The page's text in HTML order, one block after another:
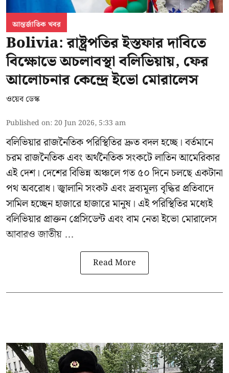
আন্তর্জাতিক খবর
Bolivia: রাষ্ট্রপতির ইস্তফার দাবিতে
বিক্ষোভে অচলাবস্থা বলিভিয়ায়, ফের
আলোচনার কেন্দ্রে ইভো মোরালেস
ওয়েব ডেস্ক
Published on: 20 Jun 2026, 5:33 am
বলিভিয়ার রাজনৈতিক পরিস্থিতির দ্রুত বদল হচ্ছে। বর্তমানে
চরম রাজনৈতিক এবং অর্থনৈতিক সংকটে লাতিন আমেরিকার
এই দেশ। দেশের বিভিন্ন অঞ্চলে গত ৫০ দিনে চলছে একটানা
পথ অবরোধ। জ্বালানি সংকট এবং দ্রব্যমূল্য বৃদ্ধির প্রতিবাদে
সামিল হচ্ছেন হাজারে হাজারে মানুষ। এই পরিস্থিতির মধ্যেই
বলিভিয়ার প্রাক্তন প্রেসিডেন্ট এবং বাম নেতাইভো মোরালেস
আবারও জাতীয় ...
Read More